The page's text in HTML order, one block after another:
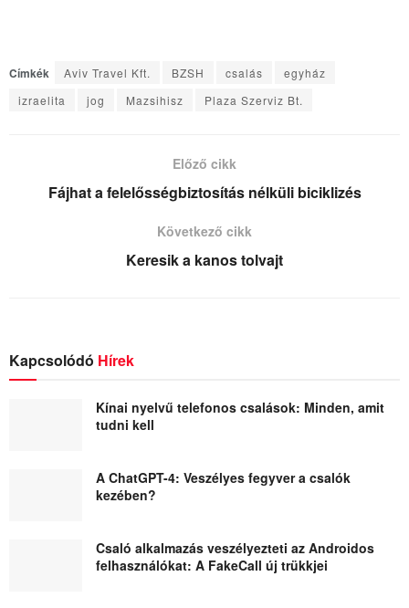
Címkék Aviv Travel Kft. BZSH csalás
egyház
izraelita
jog Mazsihisz Plaza Szerviz Bt.
Előző cikk
Fájhat a felelősségbiztosítás nélküli biciklizés
Következő cikk
Keresik a kanos tolvajt
Kapcsolódó Hírek
Kínai nyelvű telefonos csalások: Minden, amit
tudni kell
A ChatGPT-4: Veszélyes fegyver a csalók
kezében?
Csaló alkalmazás veszélyezteti az Androidos
felhasználókat: A FakeCall új trükkjei